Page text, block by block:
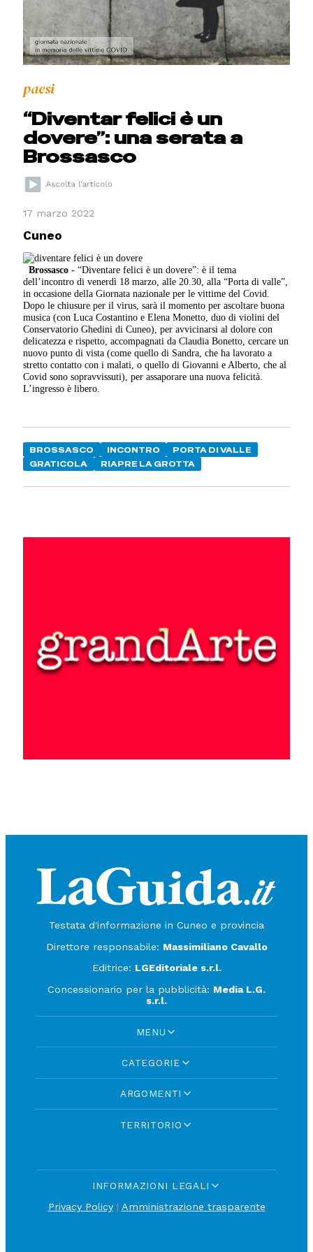
paesi
“Diventar felici è un
dovere”: una serata a
Brossasco
17 marzo 2022
Cuneo
Brossasco -“Diventare felici è un dovere”: è il tema
dell’incontro di venerdì 18 marzo, alle 20.30, alla “Porta di valle”,
in occasione della Giornata nazionale per le vittime del Covid.
Dopo le chiusure per il virus, sarà il momento per ascoltare buona
musica (con Luca Costantino e Elena Monetto, duo di violini del
Conservatorio Ghedini di Cuneo), per avvicinarsi al dolore con
delicatezza e rispetto, accompagnati da Claudia Bonetto, cercare un
nuovo punto di vista (come quello di Sandra, che ha lavorato a
stretto contatto con i malati, o quello di Giovanni e Alberto, che al
Covid sono sopravvissuti), per assaporare una nuova felicità.
L’ingresso è libero.
BROSSASCO INCONTRO
PORTA DI VALLE
GRATICOLA
RIAPRE LA GROTTA
Testata d'informazione in Cuneo e provincia
Direttore responsabile: Massimiliano Cavallo
Editrice: LGEditoriale s.r.l.
Concessionario per la pubblicità: Media L.G.
s.r.l.
MENU
CATEGORIE
ARGOMENTI
TERRITORIO
INFORMAZIONI LEGALI
Privacy Policy| Amministrazione trasparente